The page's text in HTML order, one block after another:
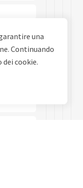
una
Continuando
cookie.